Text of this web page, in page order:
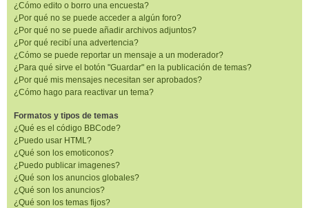
¿Cómo edito o borro una encuesta?
¿Por qué no se puede acceder a algún foro?
¿Por qué no se puede añadir archivos adjuntos?
¿Por qué recibí una advertencia?
¿Cómo se puede reportar un mensaje a un moderador?
¿Para qué sirve el botón "Guardar" en la publicación de temas?
¿Por qué mis mensajes necesitan ser aprobados?
¿Cómo hago para reactivar un tema?
Formatos y tipos de temas
¿Qué es el código BBCode?
¿Puedo usar HTML?
¿Qué son los emoticonos?
¿Puedo publicar imagenes?
¿Qué son los anuncios globales?
¿Qué son los anuncios?
¿Qué son los temas fijos?